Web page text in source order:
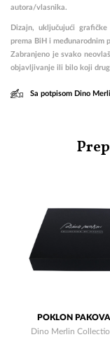
autora/vlasnika.
Dizajn, uključujući
prema BiH i međunarodnim
Zabranjeno je svako
objavljivanje ili bilo koji
Sa potpisom Dino
POKLON
Dino Merlin